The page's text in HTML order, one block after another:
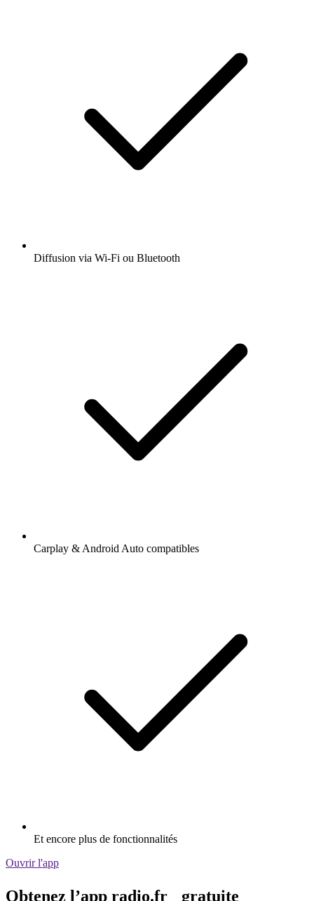
Diffusion via Wi-Fi ou Bluetooth
Carplay & Android Auto compatibles
Et encore plus de fonctionnalités
Ouvrir l'app
Obtenez l’app radio.fr gratuite